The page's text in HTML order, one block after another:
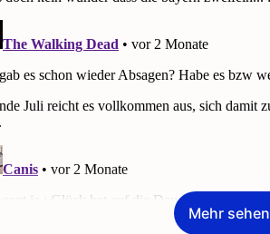
Mehr sehen